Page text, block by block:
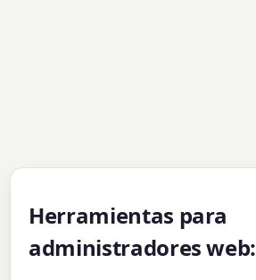
Herramientas para
administradores web: